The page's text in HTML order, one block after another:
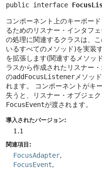
public interface
コンポーネント上のキーボー
るためのリスナー・インタフェ
の処理に関連するクラスは、
いるすべてのメソッド)を実装
を拡張します(関連するメソッ
ラスから作成されたリスナー
のaddFocusListener メソッ
れます。
コンポーネントがキ
失うと、リスナー・オブジェ
FocusEventが渡されます。
導入されたバージョン:
1.1
関連項目:
FocusAdapter
FocusEvent